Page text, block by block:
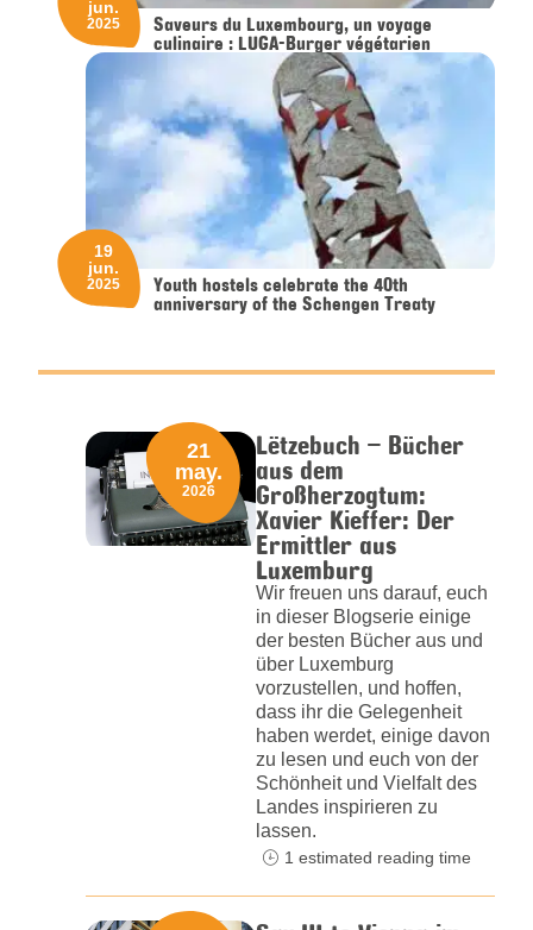
Saveurs du Luxembourg, un voyage
culinaire : LUGA-Burger végétarien
jun.
2025
Youth hostels celebrate the 40th
anniversary of the Schengen Treaty
19
jun.
2025
Lëtzebuch – Bücher
aus dem
Großherzogtum:
Xavier Kieffer: Der
Ermittler aus
Luxemburg
Wir freuen uns darauf, euch
in dieser Blogserie einige
der besten Bücher aus und
über Luxemburg
vorzustellen, und hoffen,
dass ihr die Gelegenheit
haben werdet, einige davon
zu lesen und euch von der
Schönheit und Vielfalt des
Landes inspirieren zu
lassen.
21
may.
2026
1 estimated reading time